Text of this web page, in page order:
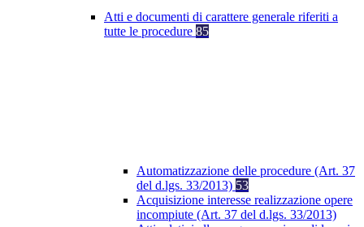
Atti e documenti di carattere generale riferiti a
tutte le procedure 85
Automatizzazione delle procedure (Art. 37
del d.lgs. 33/2013) 53
Acquisizione interesse realizzazione opere
incompiute (Art. 37 del d.lgs. 33/2013)